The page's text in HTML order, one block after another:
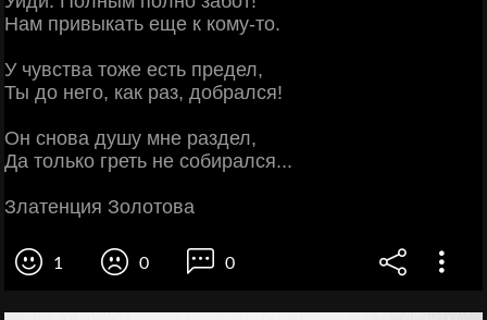
Нам привыкать еще к кому-то.
У чувства тоже есть предел,
Ты до него, как раз, добрался!
Он снова душу мне раздел,
Да только греть не собирался...
Златенция Золотова
1 0 0